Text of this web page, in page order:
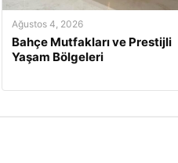
Ağustos 4, 2026
Bahçe Mutfakları ve Prestijli
Yaşam Bölgeleri